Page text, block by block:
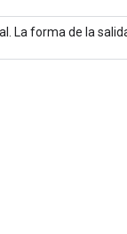
La forma de la